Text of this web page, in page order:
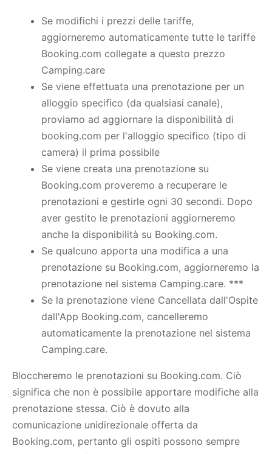
Se modifichi i prezzi delle tariffe,
aggiorneremo automaticamente tutte le tariffe
Booking.com collegate a questo prezzo
Camping.care
Se viene effettuata una prenotazione per un
alloggio specifico (da qualsiasi canale),
proviamo ad aggiornare la disponibilità di
booking.com per l'alloggio specifico (tipo di
camera) il prima possibile
Se viene creata una prenotazione su
Booking.com proveremo a recuperare le
prenotazioni e gestirle ogni 30 secondi. Dopo
aver gestito le prenotazioni aggiorneremo
anche la disponibilità su Booking.com.
Se qualcuno apporta una modifica a una
prenotazione su Booking.com, aggiorneremo la
prenotazione nel sistema Camping.care. ***
Se la prenotazione viene Cancellata dall'Ospite
dall'App Booking.com, cancelleremo
automaticamente la prenotazione nel sistema
Camping.care.
Bloccheremo le prenotazioni su Booking.com. Ciò
significa che non è possibile apportare modifiche alla
prenotazione stessa. Ciò è dovuto alla
comunicazione unidirezionale offerta da
Booking.com, pertanto gli ospiti possono sempre